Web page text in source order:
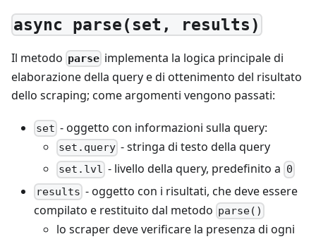
async parse(set, results)
Il metodo parse implementa la logica principale di
elaborazione della query e di ottenimento del risultato
dello scraping; come argomenti vengono passati:
set - oggetto con informazioni sulla query:
set.query - stringa di testo della query
set.lvl - livello della query, predefinito a 0
results - oggetto con i risultati, che deve essere
compilato e restituito dal metodo parse()
lo scraper deve verificare la presenza di ogni